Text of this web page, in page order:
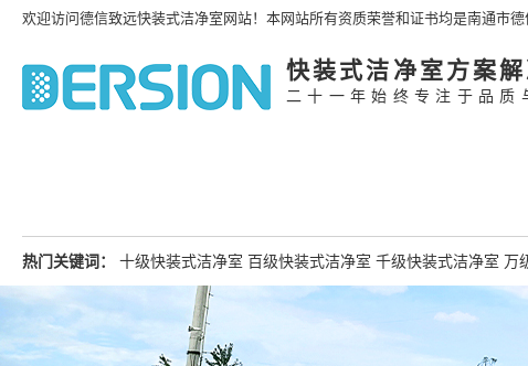
欢迎访问德信致远快装式洁净室网站！本网站所有资质荣誉和证书均是南通市德
快装式洁净室方案
二十一年始终专注于品质
热门关键词： 十级快装式洁净室 百级快装式洁净室 千级快装式洁净室 万